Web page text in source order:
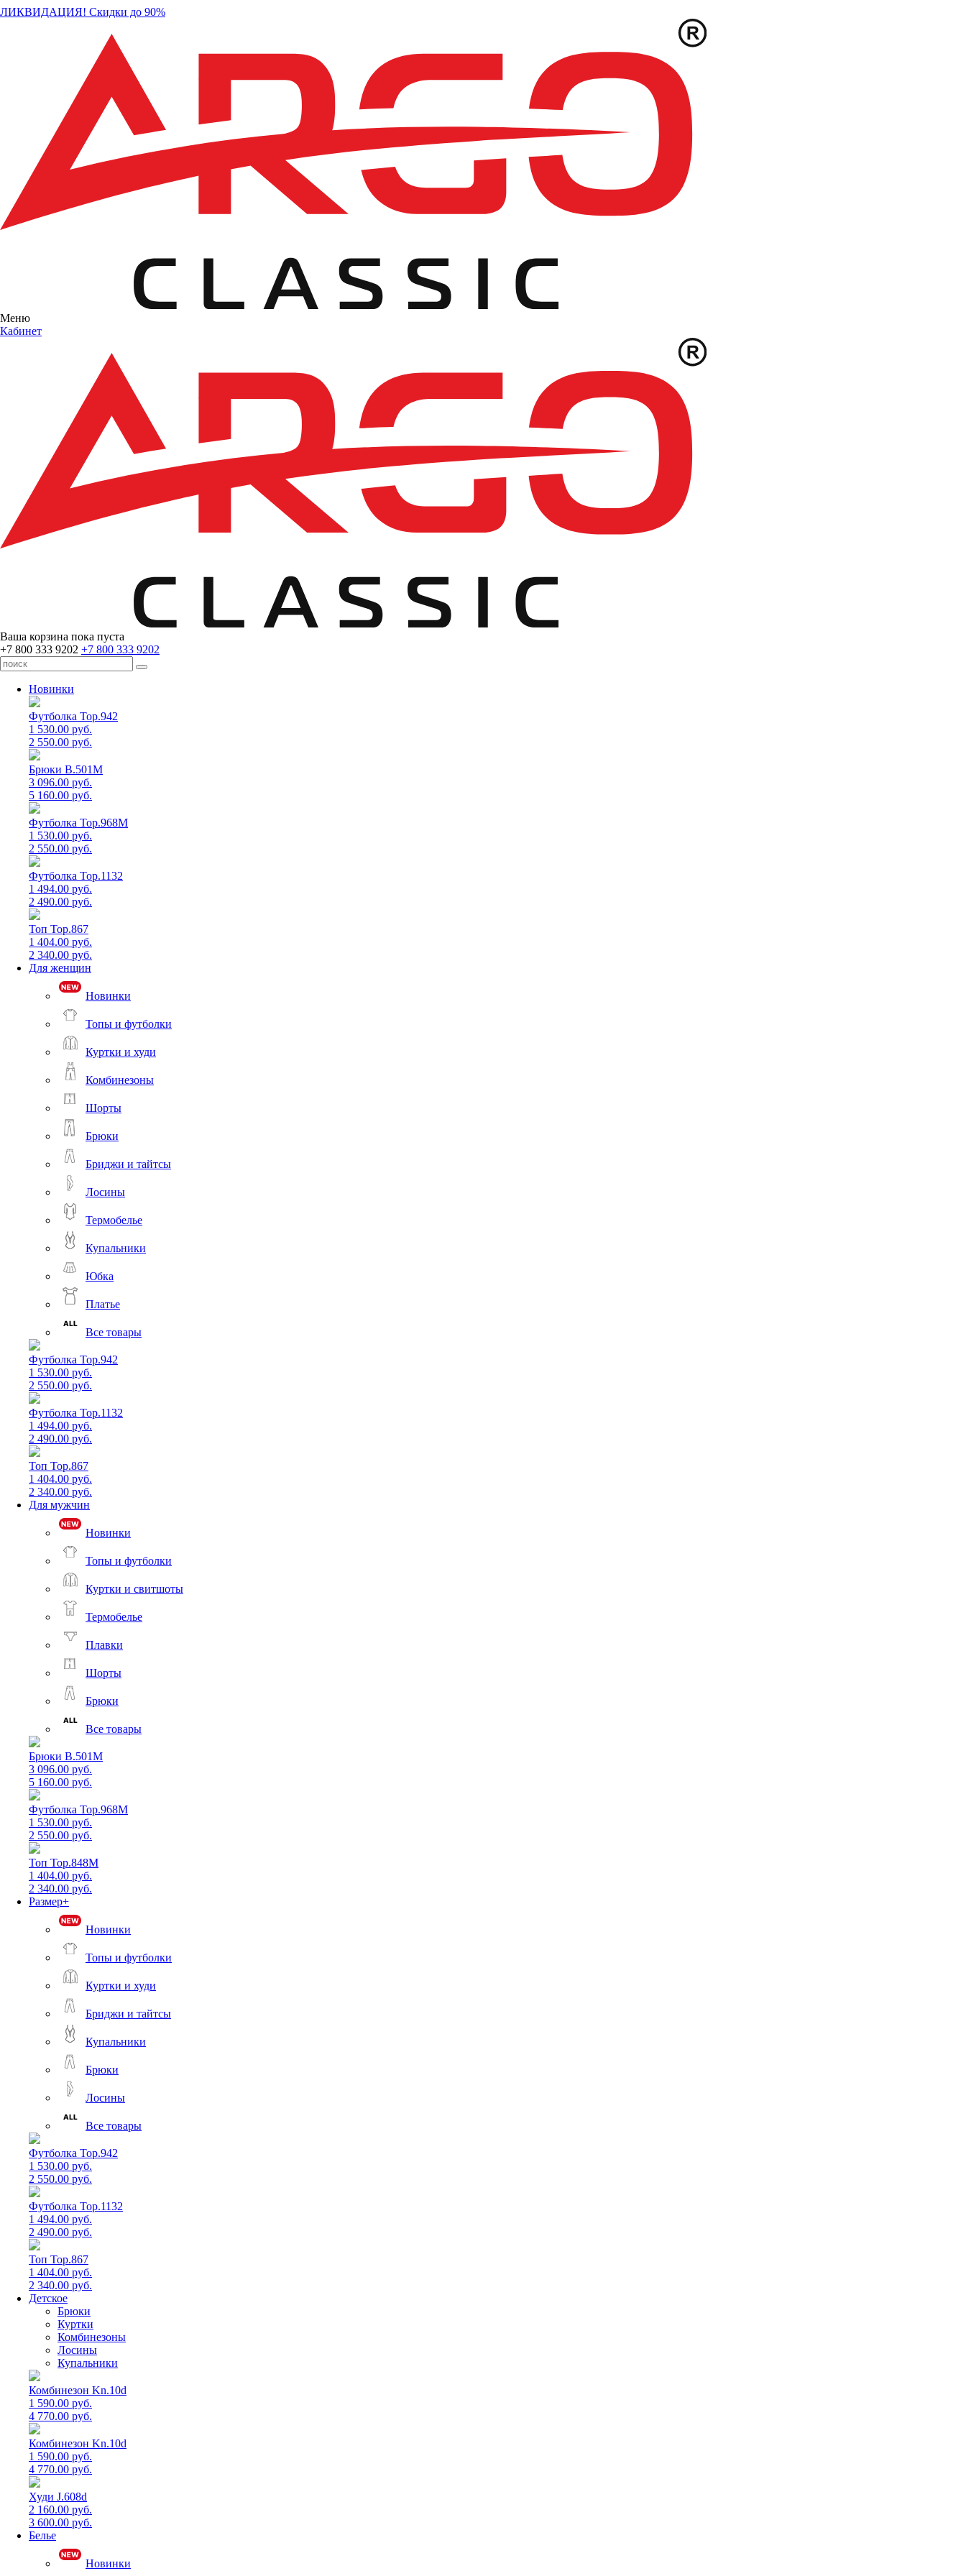
ЛИКВИДАЦИЯ! Скидки до 90%
Меню
Кабинет
Ваша корзина пока пуста
+7 800 333 9202 +7 800 333 9202
Новинки
Футболка Top.942
1 530.00 руб.
2 550.00 руб.
Брюки B.501M
3 096.00 руб.
5 160.00 руб.
Футболка Top.968M
1 530.00 руб.
2 550.00 руб.
Футболка Top.1132
1 494.00 руб.
2 490.00 руб.
Топ Top.867
1 404.00 руб.
2 340.00 руб.
Для женщин
Новинки
Топы и футболки
Куртки и худи
Комбинезоны
Шорты
Брюки
Бриджи и тайтсы
Лосины
Термобелье
Купальники
Юбка
Платье
Все товары
Футболка Top.942
1 530.00 руб.
2 550.00 руб.
Футболка Top.1132
1 494.00 руб.
2 490.00 руб.
Топ Top.867
1 404.00 руб.
2 340.00 руб.
Для мужчин
Новинки
Топы и футболки
Куртки и свитшоты
Термобелье
Плавки
Шорты
Брюки
Все товары
Брюки B.501M
3 096.00 руб.
5 160.00 руб.
Футболка Top.968M
1 530.00 руб.
2 550.00 руб.
Топ Top.848M
1 404.00 руб.
2 340.00 руб.
Размер+
Новинки
Топы и футболки
Куртки и худи
Бриджи и тайтсы
Купальники
Брюки
Лосины
Все товары
Футболка Top.942
1 530.00 руб.
2 550.00 руб.
Футболка Top.1132
1 494.00 руб.
2 490.00 руб.
Топ Top.867
1 404.00 руб.
2 340.00 руб.
Детское
Брюки
Куртки
Комбинезоны
Лосины
Купальники
Комбинезон Kn.10d
1 590.00 руб.
4 770.00 руб.
Комбинезон Kn.10d
1 590.00 руб.
4 770.00 руб.
Худи J.608d
2 160.00 руб.
3 600.00 руб.
Белье
Новинки